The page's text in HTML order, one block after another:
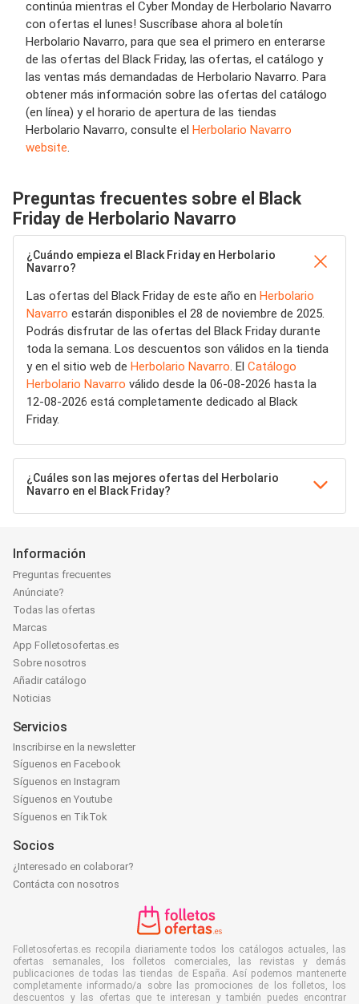
continúa mientras el Cyber ​​Monday de Herbolario Navarro
con ofertas el lunes! Suscríbase ahora al boletín
Herbolario Navarro, para que sea el primero en enterarse
de las ofertas del Black Friday, las ofertas, el catálogo y
las ventas más demandadas de Herbolario Navarro. Para
obtener más información sobre las ofertas del catálogo
(en línea) y el horario de apertura de las tiendas
Herbolario Navarro, consulte el Herbolario Navarro
website.
Preguntas frecuentes sobre el Black
Friday de Herbolario Navarro
¿Cuándo empieza el Black Friday en Herbolario
Navarro?
Las ofertas del Black Friday de este año en Herbolario
Navarro estarán disponibles el 28 de noviembre de 2025.
Podrás disfrutar de las ofertas del Black Friday durante
toda la semana. Los descuentos son válidos en la tienda
y en el sitio web de Herbolario Navarro. El Catálogo
Herbolario Navarro válido desde la 06-08-2026 hasta la
12-08-2026 está completamente dedicado al Black
Friday.
¿Cuáles son las mejores ofertas del Herbolario
Navarro en el Black Friday?
Información
Preguntas frecuentes
Anúnciate?
Todas las ofertas
Marcas
App Folletosofertas.es
Sobre nosotros
Añadir catálogo
Noticias
Servicios
Inscribirse en la newsletter
Síguenos en Facebook
Síguenos en Instagram
Síguenos en Youtube
Síguenos en TikTok
Socios
¿Interesado en colaborar?
Contácta con nosotros
Folletosofertas.es recopila diariamente todos los catálogos actuales, las
ofertas semanales, los folletos comerciales, las revistas y demás
publicaciones de todas las tiendas de España. Así podemos mantenerte
completamente informado/a sobre las promociones de los folletos, los
descuentos y las ofertas que te interesan y también puedes encontrar